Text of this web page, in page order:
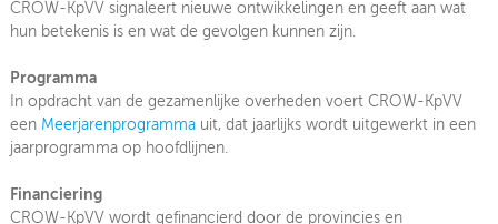
CROW-KpVV signaleert nieuwe ontwikkelingen en geeft aan wat
hun betekenis is en wat de gevolgen kunnen zijn.
Programma
In opdracht van de gezamenlijke overheden voert CROW-KpVV
een Meerjarenprogrammauit, dat jaarlijks wordt uitgewerkt in een
jaarprogramma op hoofdlijnen.
Financiering
CROW-KpVV wordt gefinancierd door de provincies en